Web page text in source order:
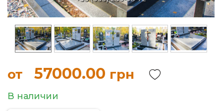
от 57000.00 грн
В наличии